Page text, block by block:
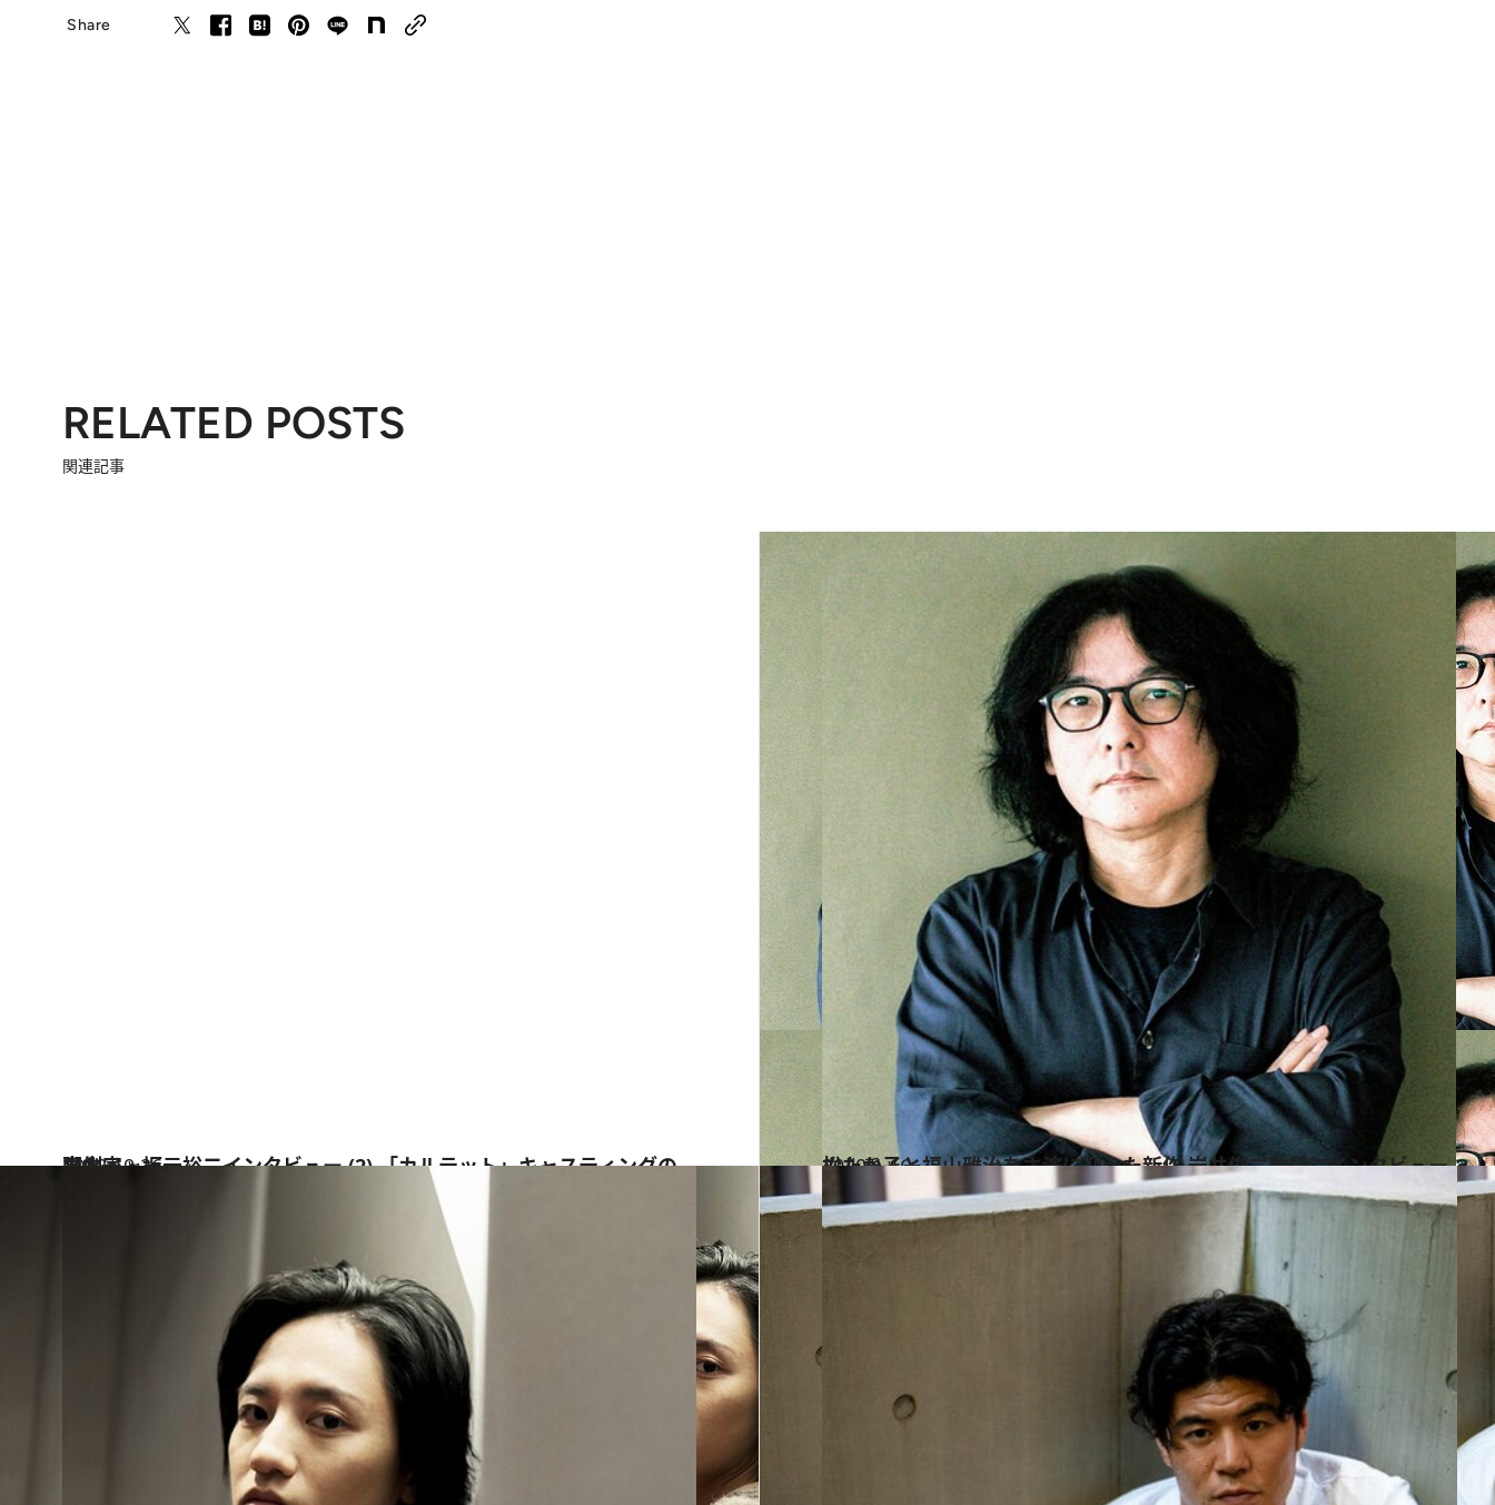
Share
RELATED POSTS
関連記事
2018.10.26
脚本家・坂元裕二インタビュー (2) 「カルテット」キャスティングの裏側
カルチャー 2020.1.16
松たか子と福山雅治を主演に迎えた新作 岩井俊二監督にインタビュー
カルチャー